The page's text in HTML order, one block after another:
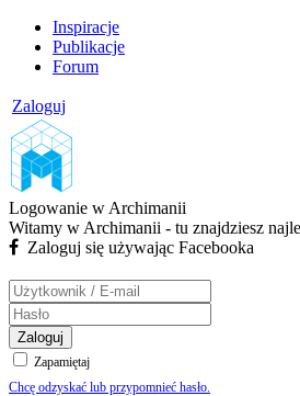
Inspiracje
Publikacje
Forum
Zaloguj
Logowanie w Archimanii
Witamy w Archimanii - tu znajdziesz
Zaloguj się używając Facebooka
Zaloguj
Zapamiętaj
Chcę odzyskać lub przypomnieć hasło.